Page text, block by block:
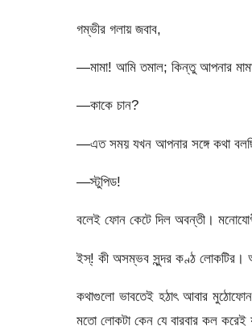
গম্ভীর গলায় জবাব,
—মামা! আমি তমাল; কিন্তু আপনার
—কাকে চান?
—এত সময় যখন আপনার সঙ্গে কথা
—স্টুপিড!
বলেই ফোন কেটে দিল অবন্তী।
ইস্! কী অসম্ভব সুন্দর কণ্ঠ লোকটির।
কথাগুলো ভাবতেই হঠাৎ আবার
মতো লোকটা কেন যে বারবার কল করেই